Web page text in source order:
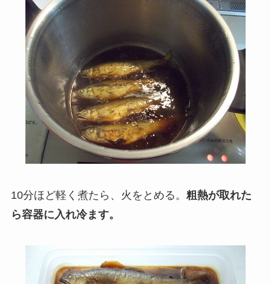
10分ほど軽く煮たら、火をとめる。 粗熱が取れた
ら容器に入れ冷ます。